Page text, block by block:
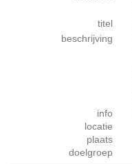
titel
beschrijving
info
locatie
plaats
doelgroep